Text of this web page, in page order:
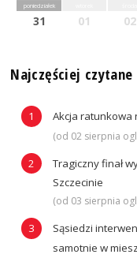
poniedziałek
31 01 02
Najczęściej czytane
Akcja ratunkowa
(od 02 sierpnia
Tragiczny finał
Szczecinie
(od 03 sierpnia
Sąsiedzi
samotnie w